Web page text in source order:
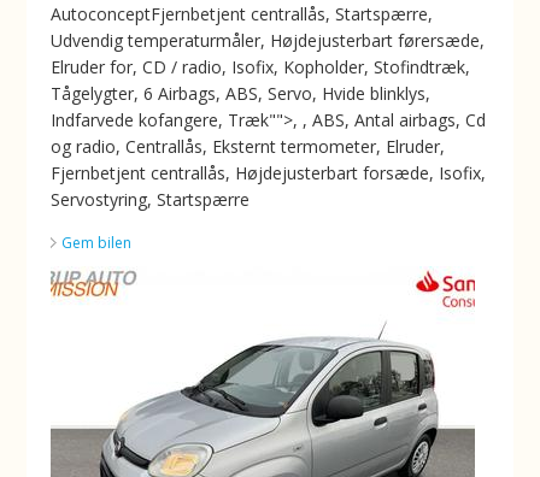
AutoconceptFjernbetjent centrallås, Startspærre,
Udvendig temperaturmåler, Højdejusterbart førersæde,
Elruder for, CD / radio, Isofix, Kopholder, Stofindtræk,
Tågelygter, 6 Airbags, ABS, Servo, Hvide blinklys,
Indfarvede kofangere, Træk"">, , ABS, Antal airbags, Cd
og radio, Centrallås, Eksternt termometer, Elruder,
Fjernbetjent centrallås, Højdejusterbart forsæde, Isofix,
Servostyring, Startspærre
Gem bilen